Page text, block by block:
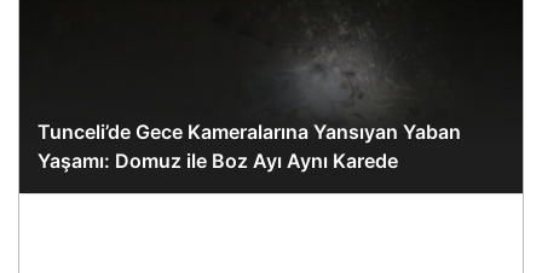
Tunceli’de Gece Kameralarına Yansıyan Yaban
Yaşamı: Domuz ile Boz Ayı Aynı Karede